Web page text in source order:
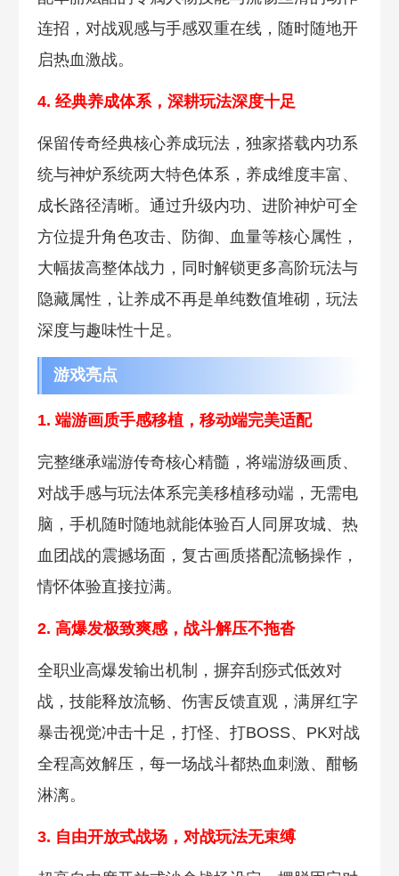
连招，对战观感与手感双重在线，随时随地开
启热血激战。
4. 经典养成体系，深耕玩法深度十足
保留传奇经典核心养成玩法，独家搭载内功系
统与神炉系统两大特色体系，养成维度丰富、
成长路径清晰。通过升级内功、进阶神炉可全
方位提升角色攻击、防御、血量等核心属性，
大幅拔高整体战力，同时解锁更多高阶玩法与
隐藏属性，让养成不再是单纯数值堆砌，玩法
深度与趣味性十足。
游戏亮点
1. 端游画质手感移植，移动端完美适配
完整继承端游传奇核心精髓，将端游级画质、
对战手感与玩法体系完美移植移动端，无需电
脑，手机随时随地就能体验百人同屏攻城、热
血团战的震撼场面，复古画质搭配流畅操作，
情怀体验直接拉满。
2. 高爆发极致爽感，战斗解压不拖沓
全职业高爆发输出机制，摒弃刮痧式低效对
战，技能释放流畅、伤害反馈直观，满屏红字
暴击视觉冲击十足，打怪、打BOSS、PK对战
全程高效解压，每一场战斗都热血刺激、酣畅
淋漓。
3. 自由开放式战场，对战玩法无束缚